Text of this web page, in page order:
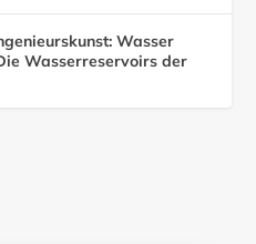
Wasser
Wasserreservoirs der